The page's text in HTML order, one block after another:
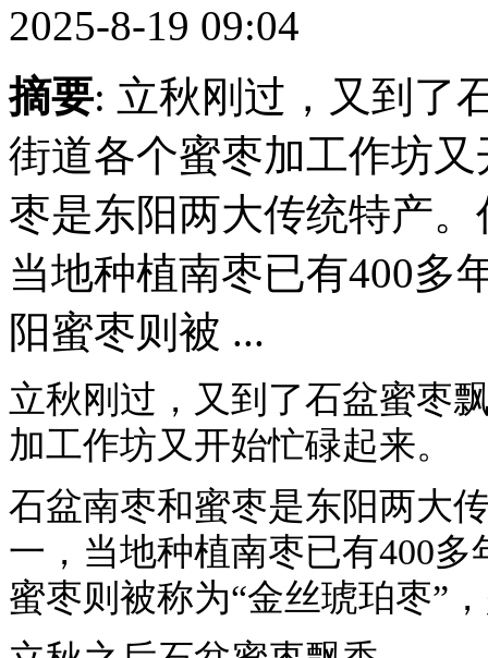
2025-8-19 09:04
摘要: 立秋刚过，又到了
街道各个蜜枣加工作坊
枣是东阳两大传统特产
当地种植南枣已有400多
阳蜜枣则被 ...
立秋刚过，又到了石盆蜜枣
加工作坊又开始忙碌起来。
石盆南枣和蜜枣是东阳两大
一，当地种植南枣已有400
蜜枣则被称为“金丝琥珀枣”